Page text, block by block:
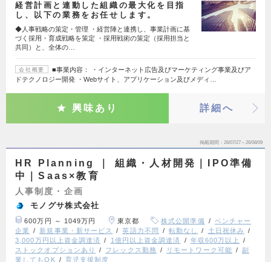
経営計画と連動した組織の最大化を目指
し、以下の業務をお任せします。
◆人事戦略の策定・管理 ・経営陣と連携し、事業計画に基
づく採用・育成戦略を策定 ・採用戦術の策定（採用担当と
共同）と、全体の…
会社概要
■事業内容： ・インターネット広告及びマーケティング事業及びア
ドテクノロジー開発 ・Webサイト、アプリケーション及びメディ…
興味あり 詳細へ
掲載期間 26/07/27～26/08/09
HR Planning ｜ 組織・人材開発｜IPO準備
中｜Saas×教育
人事制度・企画
モノグサ株式会社
600万円 ～ 1049万円 東京都 株式公開準備
ベンチャー
企業
新規事業・新サービス 英語力不問 転勤なし
土日祝休み
3,000万円以上資金調達済
1億円以上資金調達済
年収600万以上
ストックオプションあり
フレックス勤務 リモートワーク可能
副
業してもOK
育児支援制度